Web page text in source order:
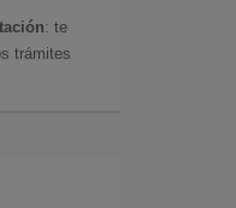
: te
trámites